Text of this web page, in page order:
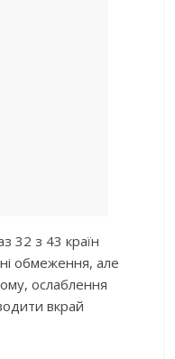
32 з 43 країн
обмеження, але
ослаблення
вкрай